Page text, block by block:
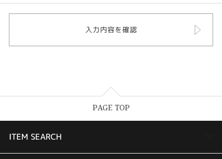
PAGE TOP
ITEM SEARCH